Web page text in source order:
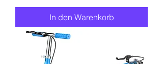
In den Warenkorb